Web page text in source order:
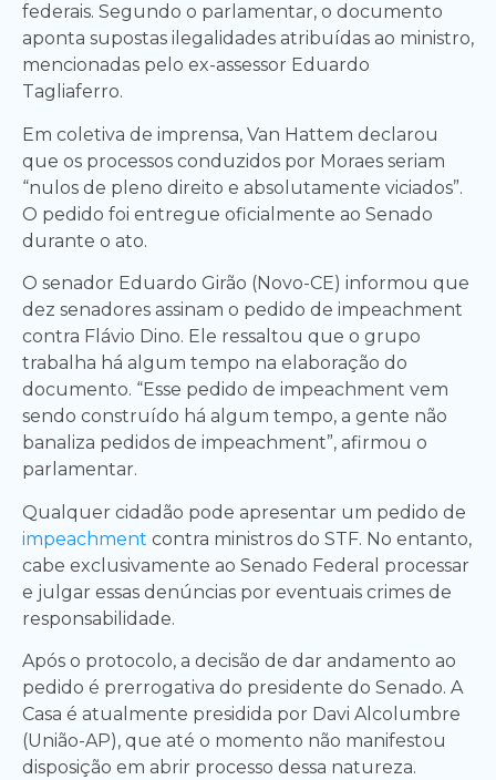
federais. Segundo o parlamentar, o documento
aponta supostas ilegalidades atribuídas ao ministro,
mencionadas pelo ex-assessor Eduardo
Tagliaferro.
Em coletiva de imprensa, Van Hattem declarou
que os processos conduzidos por Moraes seriam
“nulos de pleno direito e absolutamente viciados”.
O pedido foi entregue oficialmente ao Senado
durante o ato.
O senador Eduardo Girão (Novo-CE) informou que
dez senadores assinam o pedido de impeachment
contra Flávio Dino. Ele ressaltou que o grupo
trabalha há algum tempo na elaboração do
documento. “Esse pedido de impeachment vem
sendo construído há algum tempo, a gente não
banaliza pedidos de impeachment”, afirmou o
parlamentar.
Qualquer cidadão pode apresentar um pedido de
impeachment contra ministros do STF. No entanto,
cabe exclusivamente ao Senado Federal processar
e julgar essas denúncias por eventuais crimes de
responsabilidade.
Após o protocolo, a decisão de dar andamento ao
pedido é prerrogativa do presidente do Senado. A
Casa é atualmente presidida por Davi Alcolumbre
(União-AP), que até o momento não manifestou
disposição em abrir processo dessa natureza.